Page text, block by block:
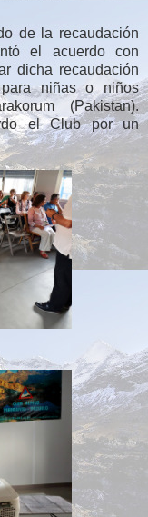
de la recaudación
el acuerdo con
dicha recaudación
niñas o niños
(Pakistan).
el Club por un